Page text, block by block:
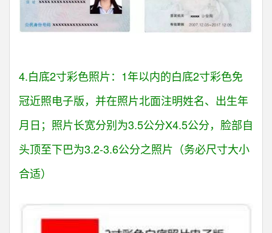
4.白底2寸彩色照片：1年以内的白底2寸彩色免
冠近照电子版，并在照片北面注明姓名、出生年
月日；照片长宽分别为3.5公分X4.5公分，脸部自
头顶至下巴为3.2-3.6公分之照片（务必尺寸大小
合适）